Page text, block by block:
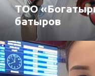
ТОО
батыров